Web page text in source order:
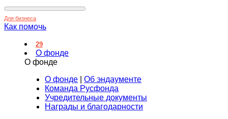
Для бизнеса
Как помочь
29
О фонде
О фонде
О фонде
Об эндаументе
Команда Русфонда
Учредительные документы
Награды и благодарности